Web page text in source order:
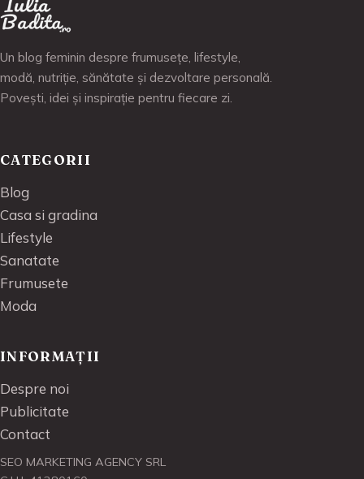
Un blog feminin despre frumusețe, lifestyle,
modă, nutriție, sănătate și dezvoltare personală.
Povești, idei și inspirație pentru fiecare zi.
CATEGORII
Blog
Casa si gradina
Lifestyle
Sanatate
Frumusete
Moda
INFORMAȚII
Despre noi
Publicitate
Contact
SEO MARKETING AGENCY SRL